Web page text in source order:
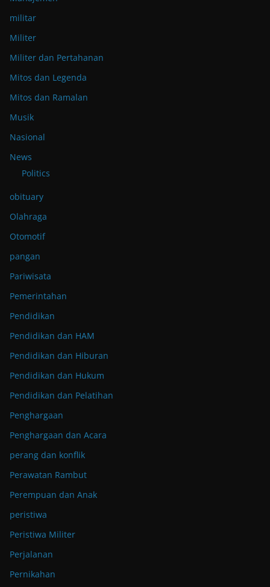
militar
Militer
Militer dan Pertahanan
Mitos dan Legenda
Mitos dan Ramalan
Musik
Nasional
News
Politics
obituary
Olahraga
Otomotif
pangan
Pariwisata
Pemerintahan
Pendidikan
Pendidikan dan HAM
Pendidikan dan Hiburan
Pendidikan dan Hukum
Pendidikan dan Pelatihan
Penghargaan
Penghargaan dan Acara
perang dan konflik
Perawatan Rambut
Perempuan dan Anak
peristiwa
Peristiwa Militer
Perjalanan
Pernikahan